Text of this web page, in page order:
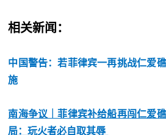
相关新闻：
中国警告：若菲律宾一再挑战仁爱
施
南海争议｜菲律宾补给船再闯仁爱
局：玩火者必自取其辱